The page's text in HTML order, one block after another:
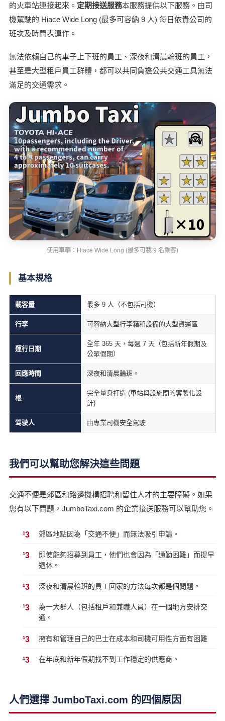
的火車站連接起來。 定期接送服務本服務提供以下服務。由司
機駕駛的 Hiace Wide Long (最多可容納 9 人) 每日依貴公司的
班次及時間表運作。
無法依賴自己的車子上下班的員工、深夜和清晨輪班的員工，
甚至是大型租戶員工群體，都可以共同負擔公共交通工具無法
滿足的交通需求。
使用車輛：Hiace Wide Long (最多可載 9 名乘客)
基本規格
載客量 最多 9 人（不包括司機）
行李 可容納大型行李箱和設備的大型貨運區
運行日期
全年 365 天，每週 7 天（包括新年假期及
公眾假期）
回應時間 深夜和清晨輪班。
根
完全量身打造 (車站與設施間的客製化設
計)
驾驶人 由專業司機安全駕駛
我們可以幫助您解決這些問題
交通不便是郊區和路邊機構招聘和留住人才的主要障礙。如果
您有以下問題，JumboTaxi.com 的企業接送服務可以幫助您。
郊區地點因為「交通不便」而無法吸引申請。
即使能夠招募到員工，他們也會因為「通勤困難」而提早
退休。
深夜和清晨輪班的員工回家的方法每次都是個問題。
為一大群人（包括租戶和兼職人員）在一個地方安排交
通。
擁有和管理自己的巴士在成本和司機可用性方面有困難
在年底和新年假期找不到工作穩定的供應商。
人們選擇 JumboTaxi.com 的四個原因